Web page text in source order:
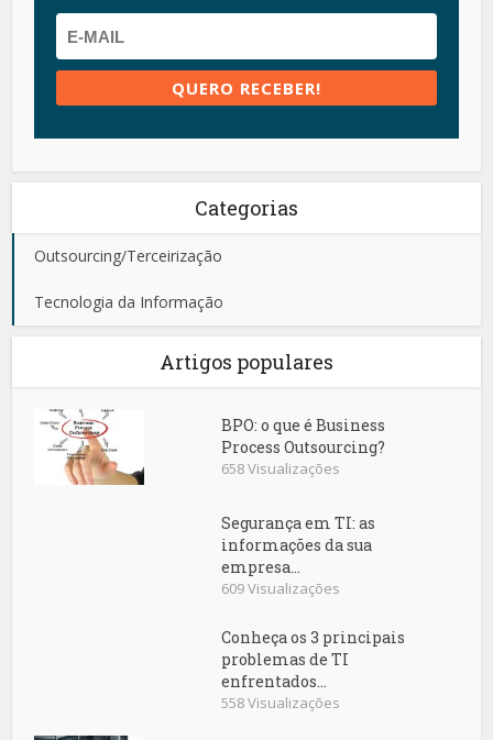
Categorias
Outsourcing/Terceirização
Tecnologia da Informação
Artigos populares
BPO: o que é Business
Process Outsourcing?
658 Visualizações
Segurança em TI: as
informações da sua
empresa...
609 Visualizações
Conheça os 3 principais
problemas de TI
enfrentados...
558 Visualizações